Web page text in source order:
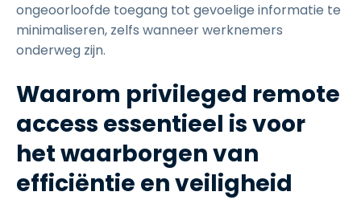
ongeoorloofde toegang tot gevoelige informatie te
minimaliseren, zelfs wanneer werknemers
onderweg zijn.
Waarom privileged remote
access essentieel is voor
het waarborgen van
efficiëntie en veiligheid